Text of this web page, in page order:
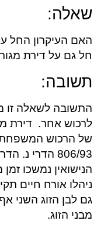
שאלה:
האם העיקרון החל
חל גם על דירת
תשובה:
התשובה לשאלה זו
לרכוש אחר. דירת
של הרכוש
הנישואין נמשכו
ניהלו אורח חיים
גם לבן הזוג השני
מבני הזוג.